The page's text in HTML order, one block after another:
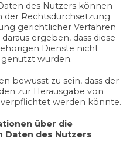
des Nutzers können
Rechtsdurchsetzung
gerichtlicher Verfahren
ergeben, dass diese
Dienste nicht
wurden.
bewusst zu sein, dass der
zur Herausgabe von
werden könnte.
über die
Daten des Nutzers